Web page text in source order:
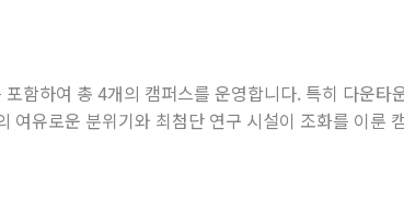
함하여 총 4개의 캠퍼스를 운영합니다. 특히 다운타
여유로운 분위기와 최첨단 연구 시설이 조화를 이룬